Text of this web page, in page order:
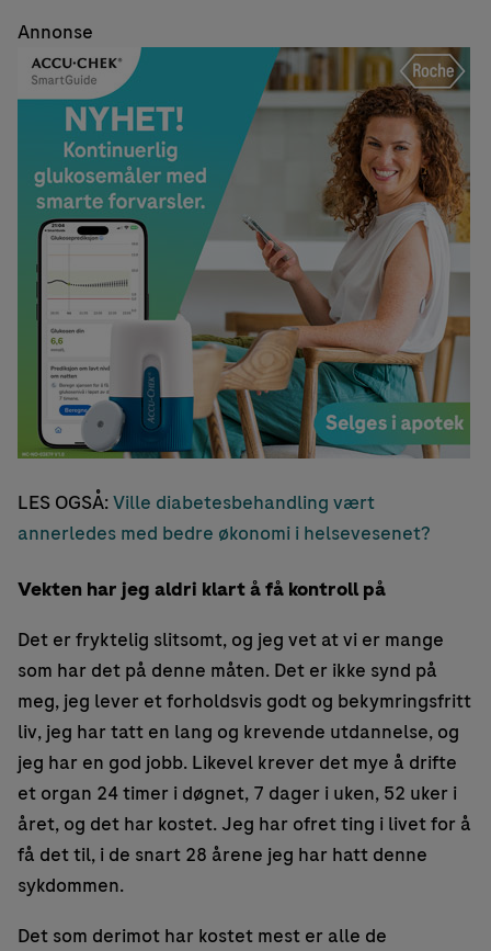
Annonse
LES OGSÅ:Ville diabetesbehandling vært
annerledes med bedre økonomi i helsevesenet?
Vekten har jeg aldri klart å få kontroll på
Det er fryktelig slitsomt, og jeg vet at vi er mange
som har det på denne måten. Det er ikke synd på
meg, jeg lever et forholdsvis godt og bekymringsfritt
liv, jeg har tatt en lang og krevende utdannelse, og
jeg har en god jobb. Likevel krever det mye å drifte
et organ 24 timer i døgnet, 7 dager i uken, 52 uker i
året, og det har kostet. Jeg har ofret ting i livet for å
få det til, i de snart 28 årene jeg har hatt denne
sykdommen.
Det som derimot har kostet mest er alle de